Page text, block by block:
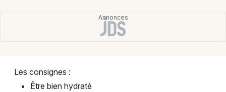
Sports
Paris
Les consignes :
Être bien hydraté